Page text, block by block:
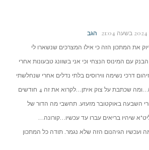
הגב
את המתכון הזה כי אילו המצרכים שנשארו לי
עם המינוס הנצחי וכי אני בשוונג טבעונות אחרי
דרכי נשימה ווירוסים בלתי נדלים אחרי שנחלשתי
כל כך כשנדבקתי בקורונה…ומה שכתבת על צוק איתן…לקרוא את זה 4 חודשים
השבעה באוקטובר מזעזע. תחשבי מה הדור של
שיהיו בריאים עברו עד עכשיו…קורונה…
ועכשיו הגיהנום הזה שלא נגמר. תודה כל המתכון